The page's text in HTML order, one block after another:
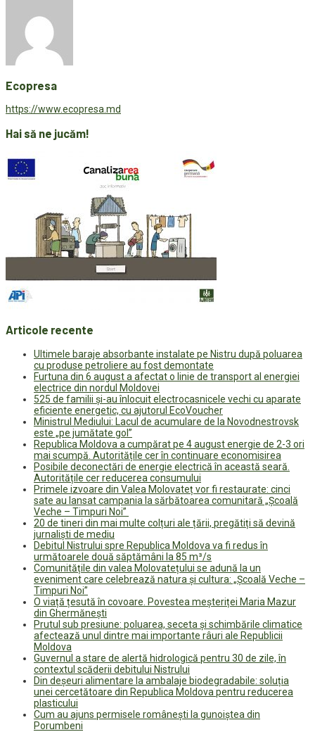
Ecopresa
https://www.ecopresa.md
Hai să ne jucăm!
Articole recente
Ultimele baraje absorbante instalate pe Nistru după poluarea
cu produse petroliere au fost demontate
Furtuna din 6 august a afectat o linie de transport al energiei
electrice din nordul Moldovei
525 de familii și-au înlocuit electrocasnicele vechi cu aparate
eficiente energetic, cu ajutorul EcoVoucher
Ministrul Mediului: Lacul de acumulare de la Novodnestrovsk
este „pe jumătate gol”
Republica Moldova a cumpărat pe 4 august energie de 2-3 ori
mai scumpă. Autoritățile cer în continuare economisirea
Posibile deconectări de energie electrică în această seară.
Autoritățile cer reducerea consumului
Primele izvoare din Valea Molovateț vor fi restaurate: cinci
sate au lansat campania la sărbătoarea comunitară „Școală
Veche – Timpuri Noi”
20 de tineri din mai multe colțuri ale țării, pregătiți să devină
jurnaliști de mediu
Debitul Nistrului spre Republica Moldova va fi redus în
următoarele două săptămâni la 85 m³/s
Comunitățile din valea Molovatețului se adună la un
eveniment care celebrează natura și cultura: „Școală Veche –
Timpuri Noi”
O viață țesută în covoare. Povestea meșteriței Maria Mazur
din Ghermănești
Prutul sub presiune: poluarea, seceta și schimbările climatice
afectează unul dintre mai importante râuri ale Republicii
Moldova
Guvernul a stare de alertă hidrologică pentru 30 de zile, în
contextul scăderii debitului Nistrului
Din deșeuri alimentare la ambalaje biodegradabile: soluția
unei cercetătoare din Republica Moldova pentru reducerea
plasticului
Cum au ajuns permisele românești la gunoiștea din
Porumbeni